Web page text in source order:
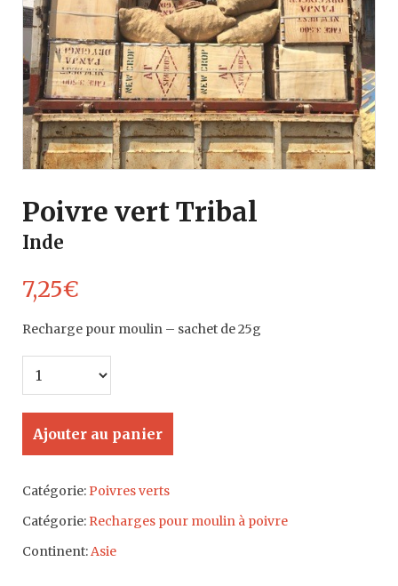
Poivre vert Tribal
Inde
7,25€
Recharge pour moulin – sachet de 25g
Ajouter au panier
Catégorie:Poivres verts
Catégorie: Recharges pour moulin à poivre
Continent:Asie